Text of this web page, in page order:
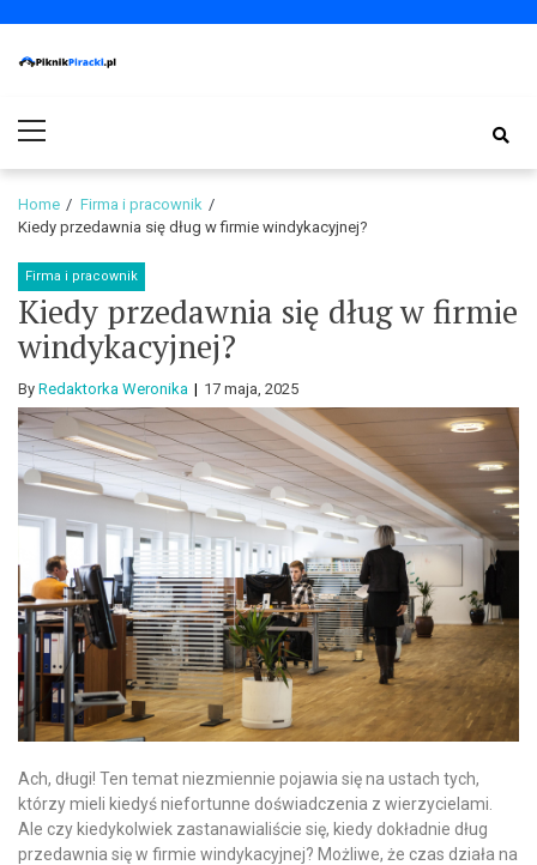
navigation
content
Menu
Home
Firma i pracownik
Kiedy przedawnia się dług w firmie windykacyjnej?
Firma i pracownik
Kiedy przedawnia się dług w firmie
windykacyjnej?
By Redaktorka Weronika 17 maja, 2025
Ach, długi! Ten temat niezmiennie pojawia się na ustach tych,
którzy mieli kiedyś niefortunne doświadczenia z wierzycielami.
Ale czy kiedykolwiek zastanawialiście się, kiedy dokładnie dług
przedawnia się w firmie windykacyjnej? Możliwe, że czas działa na